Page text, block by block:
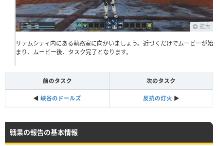
拡大
リテムシティ内にある執務室に向かいましょう。近づくだけでムービーが始
まり、ムービー後、タスク完了となります。
前のタスク 次のタスク
◀︎ 峡谷のドールズ 反抗の灯火 ▶︎
戦果の報告の基本情報